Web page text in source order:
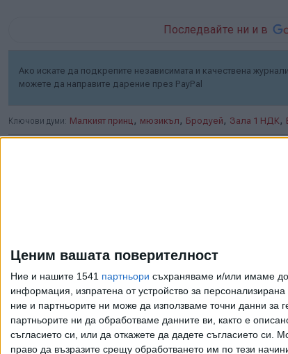
Ценим вашата поверителност
Ние и нашите 1541 партньори съхраняваме и/или имаме
информация, изпратена от устройство за
ние и партньорите ни може да използваме точни данни за
партньорите ни да обработваме данните ви, както е
съгласието си, или да откажете да дадете съгласието си.
право да възразите срещу обработването им по тези
Последвайте ни и в
Ако искате да подкрепите независимата и качествена
можете да направите дарение през PayPal
Ключови думи: Малкият принц , мюзикъл , Бродуей , Зала 1 НДК ,
бродуейски мюзикъл
на софийска сцена
24 Март 2026
"Брилянтин" ще